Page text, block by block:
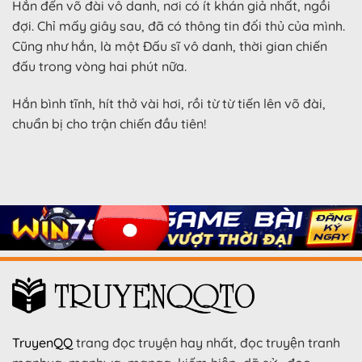
Hắn đến võ đài vô danh, nơi có ít khán giả nhất, ngồi
đợi. Chỉ mấy giây sau, đã có thông tin đối thủ của mình.
Cũng như hắn, là một Đấu sĩ vô danh, thời gian chiến
đấu trong vòng hai phút nữa.
Hắn bình tĩnh, hít thở vài hơi, rồi từ từ tiến lên võ đài,
chuẩn bị cho trận chiến đầu tiên!
TruyenQQ trang đọc truyện hay nhất, đọc truyện tranh